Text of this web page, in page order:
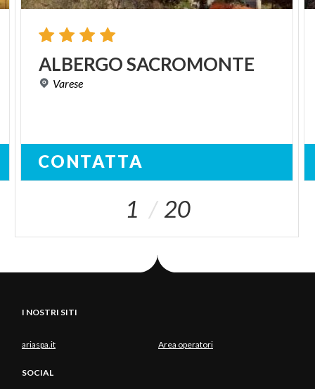
ALBERGOSACROMONTE
Varese
CONTATTA
1 20
I NOSTRI SITI
ariaspa.it Area operatori
SOCIAL